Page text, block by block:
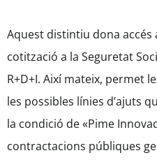
Aquest distintiu dona accés
cotització a la Seguretat
R+D+I. Així mateix, permet
les possibles línies d’ajuts
la condició de «Pime
contractacions públiques